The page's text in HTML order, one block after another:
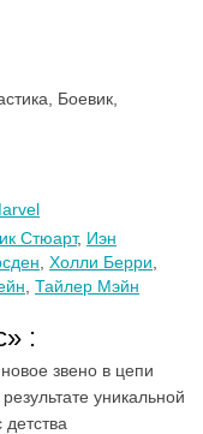
Боевик,
Стюарт, Иэн
Холли Берри
Тайлер Мэйн
:
звено в цепи
уникальной